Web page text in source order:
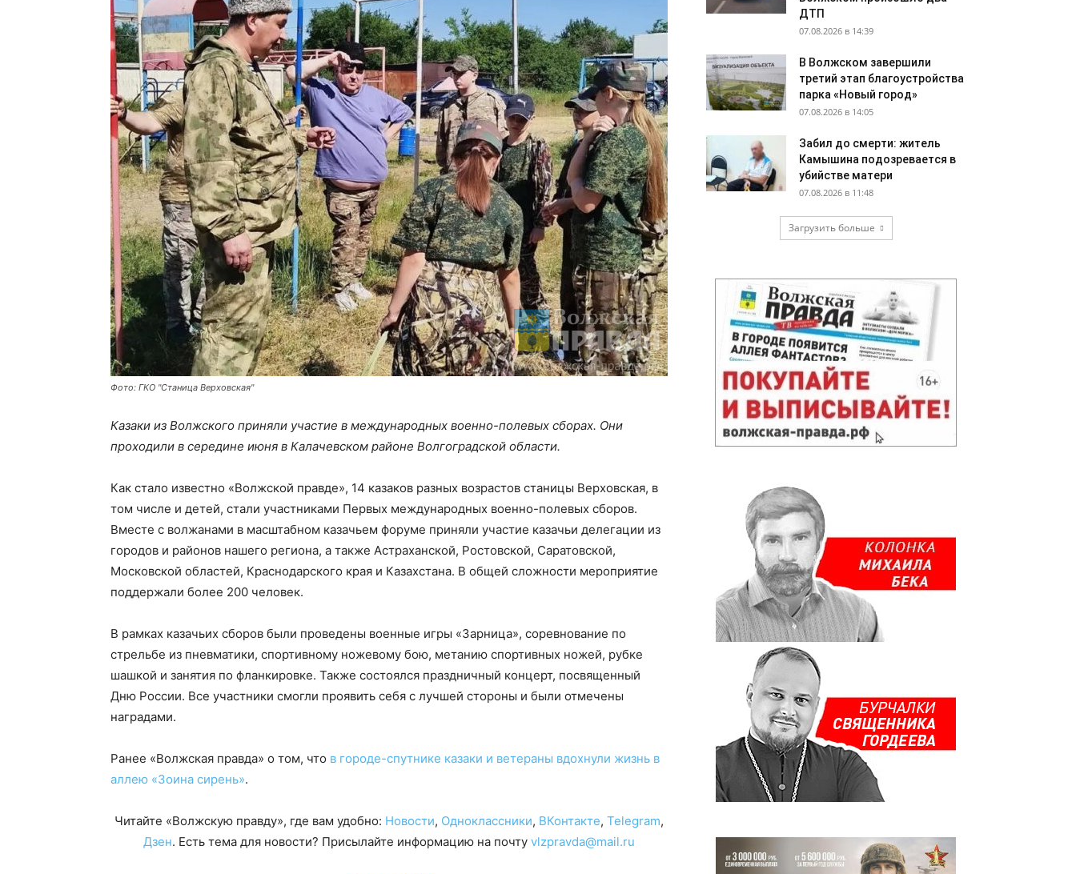
Фото: ГКО "Станица Верховская"
Казаки из Волжского приняли участие в международных военно-полевых сборах. Они
проходили в середине июня в Калачевском районе Волгоградской области.
Как стало известно «Волжской правде», 14 казаков разных возрастов станицы Верховская, в
том числе и детей, стали участниками Первых международных военно-полевых сборов.
Вместе с волжанами в масштабном казачьем форуме приняли участие казачьи делегации из
городов и районов нашего региона, а также Астраханской, Ростовской, Саратовской,
Московской областей, Краснодарского края и Казахстана. В общей сложности мероприятие
поддержали более 200 человек.
В рамках казачьих сборов были проведены военные игры «Зарница», соревнование по
стрельбе из пневматики, спортивному ножевому бою, метанию спортивных ножей, рубке
шашкой и занятия по фланкировке. Также состоялся праздничный концерт, посвященный
Дню России. Все участники смогли проявить себя с лучшей стороны и были отмечены
наградами.
Ранее «Волжская правда» о том, что в городе-спутнике казаки и ветераны вдохнули жизнь в
аллею «Зоина сирень».
Читайте «Волжскую правду», где вам удобно: Новости, Одноклассники, ВКонтакте, Telegram,
Дзен. Есть тема для новости? Присылайте информацию на почту vlzpravda@mail.ru
ДТП
07.08.2026 в 14:39
В Волжском завершили
третий этап благоустройства
парка «Новый город»
07.08.2026 в 14:05
Забил до смерти: житель
Камышина подозревается в
убийстве матери
07.08.2026 в 11:48
Загрузить больше